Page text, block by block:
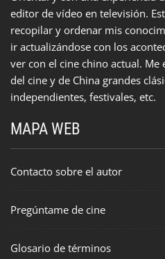
editor de vídeo en televisión.
recopilar y ordenar mis
ir actualizándose con los
ver con el cine chino actual. Me
del cine y de China grandes
independientes, festivales, etc.
MAPA WEB
Contacto sobre el autor
Pregúntame de cine
Glosario de términos